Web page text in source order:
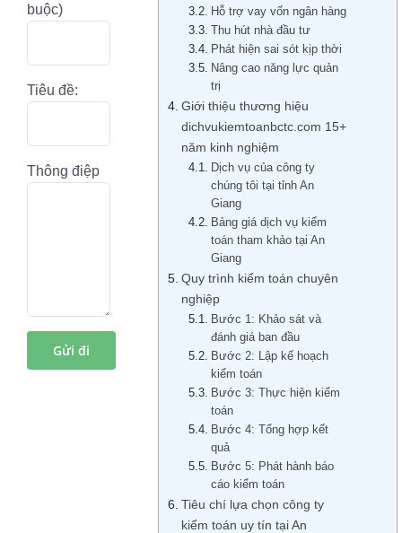
Hỗ trợ vay vốn ngân hàng
Thu hút nhà đầu tư
Phát hiện sai sót kịp thời
Nâng cao năng lực quản
trị
Giới thiệu thương hiệu
dichvukiemtoanbctc.com 15+
năm kinh nghiệm
Dịch vụ của công ty
chúng tôi tại tỉnh An
Giang
Bảng giá dịch vụ kiểm
toán tham khảo tại An
Giang
Quy trình kiểm toán chuyên
nghiệp
Bước 1: Khảo sát và
đánh giá ban đầu
Bước 2: Lập kế hoạch
kiểm toán
Bước 3: Thực hiện kiểm
toán
Bước 4: Tổng hợp kết
quả
Bước 5: Phát hành báo
cáo kiểm toán
Tiêu chí lựa chọn công ty
kiểm toán uy tín tại An
buộc)
Tiêu đề:
Thông điệp